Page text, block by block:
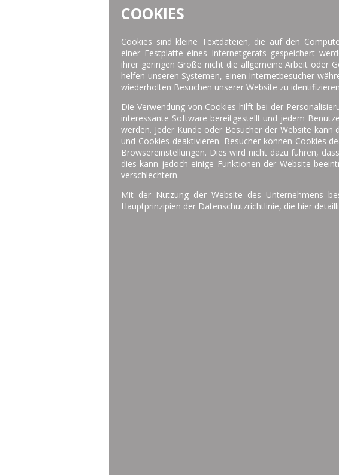
COOKIES
Cookies sind kleine Textdateien, die auf den
einer Festplatte eines Internetgeräts gespeichert
ihrer geringen Größe nicht die allgemeine Arbeit oder
helfen unseren Systemen, einen Internetbesucher
wiederholten Besuchen unserer Website zu
Die Verwendung von Cookies hilft bei der
interessante Software bereitgestellt und jedem
werden. Jeder Kunde oder Besucher der Website
und Cookies deaktivieren. Besucher können Cookies
Browsereinstellungen. Dies wird nicht dazu führen,
dies kann jedoch einige Funktionen der Website
verschlechtern.
Mit der Nutzung der Website des Unternehmens
Hauptprinzipien der Datenschutzrichtlinie, die hier